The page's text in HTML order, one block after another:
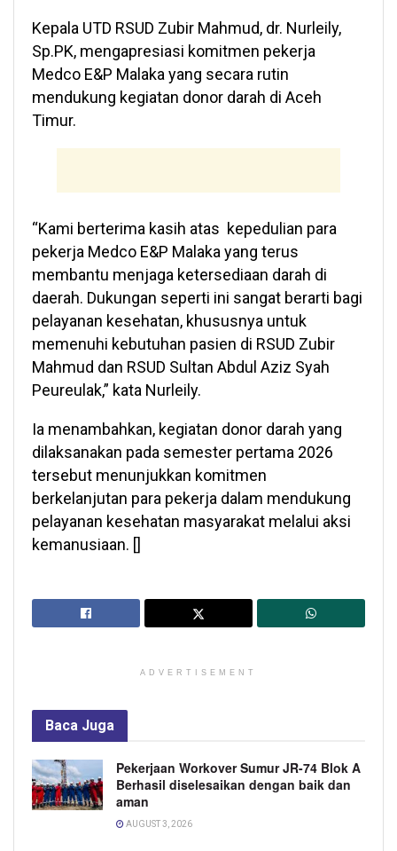
Kepala UTD RSUD Zubir Mahmud, dr. Nurleily,
Sp.PK, mengapresiasi komitmen pekerja
Medco E&P Malaka yang secara rutin
mendukung kegiatan donor darah di Aceh
Timur.
“Kami berterima kasih atas kepedulian para
pekerja Medco E&P Malaka yang terus
membantu menjaga ketersediaan darah di
daerah. Dukungan seperti ini sangat berarti bagi
pelayanan kesehatan, khususnya untuk
memenuhi kebutuhan pasien di RSUD Zubir
Mahmud dan RSUD Sultan Abdul Aziz Syah
Peureulak,” kata Nurleily.
Ia menambahkan, kegiatan donor darah yang
dilaksanakan pada semester pertama 2026
tersebut menunjukkan komitmen
berkelanjutan para pekerja dalam mendukung
pelayanan kesehatan masyarakat melalui aksi
kemanusiaan. []
ADVERTISEMENT
Baca Juga
Pekerjaan Workover Sumur JR-74 Blok A
Berhasil diselesaikan dengan baik dan
aman
AUGUST 3, 2026